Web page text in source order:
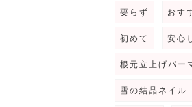
要らず おす
初めて 安心
根元立上げパー
雪の結晶ネイル